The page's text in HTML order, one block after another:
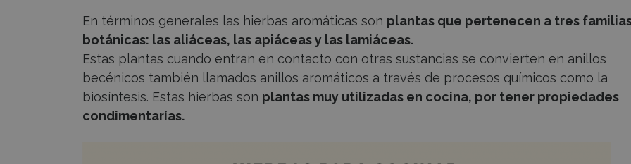
En términos generales las hierbas aromáticas son plantas que pertenecen a tres
botánicas: las aliáceas, las apiáceas y las lamiáceas.
Estas plantas cuando entran en contacto con otras sustancias se convierten en anillos
becénicos también llamados anillos aromáticos a través de procesos químicos como la
biosíntesis. Estas hierbas son plantas muy utilizadas en cocina, por tener propiedades
condimentarías.